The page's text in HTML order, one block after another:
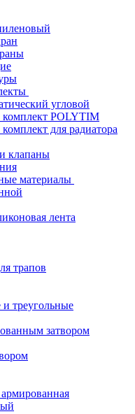
угловой
комплект POLYTIM
для радиатора
клапаны
материалы
лента
трапов
треугольные
затвором